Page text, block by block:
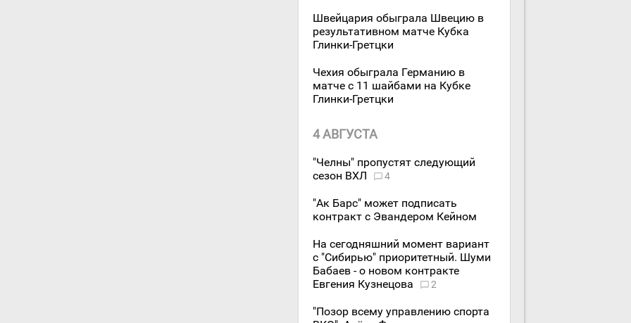
Швейцария обыграла Швецию в
результативном матче Кубка
Глинки-Гретцки
Чехия обыграла Германию в
матче с 11 шайбами на Кубке
Глинки-Гретцки
4 АВГУСТА
"Челны" пропустят следующий
сезон ВХЛ
4
"Ак Барс" может подписать
контракт с Эвандером Кейном
На сегодняшний момент вариант
с "Сибирью" приоритетный. Шуми
Бабаев - о новом контракте
Евгения Кузнецова
2
"Позор всему управлению спорта